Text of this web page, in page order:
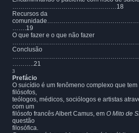
……………………………………………18
Recursos da
…….19
O que fazer e o que não fazer
Conclusão
………..21
3
Prefácio
O suicídio é um fenômeno complexo que
filósofos,
teólogos, médicos, sociólogos e artistas
com um
filósofo francês Albert Camus, em O Mito de
questão
filosófica.